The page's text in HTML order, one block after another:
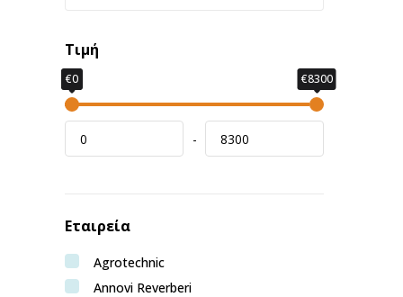
Τιμή
€0 €8300
-
Εταιρεία
Agrotechnic
Annovi Reverberi